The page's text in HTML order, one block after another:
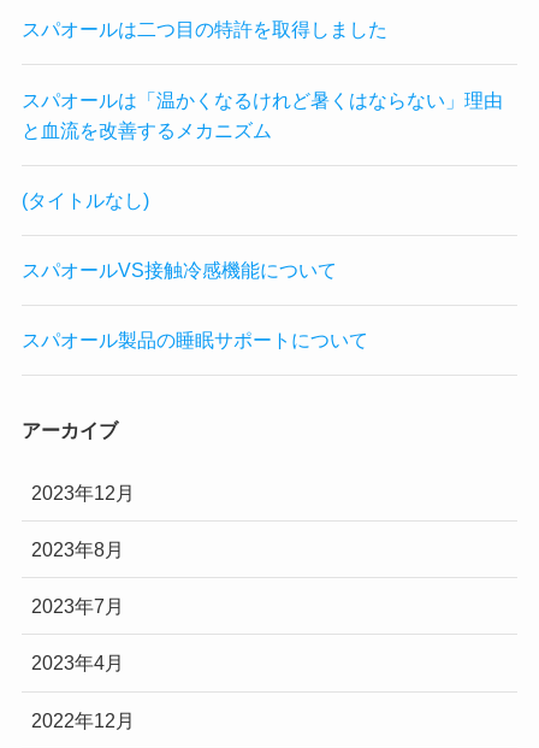
スパオールは二つ目の特許を取得しました
スパオールは「温かくなるけれど暑くはならない」理由
と血流を改善するメカニズム
(タイトルなし)
スパオールVS接触冷感機能について
スパオール製品の睡眠サポートについて
アーカイブ
2023年12月
2023年8月
2023年7月
2023年4月
2022年12月